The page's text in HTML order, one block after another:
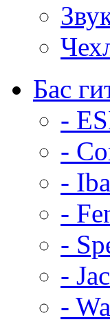
Бас
-
-
-
-
-
-
-